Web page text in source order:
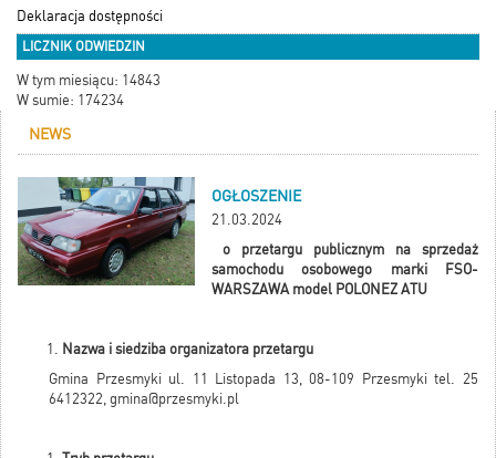
Deklaracja dostępności
LICZNIK ODWIEDZIN
W tym miesiącu: 14843
W sumie: 174234
NEWS
OGŁOSZENIE
21.03.2024
o przetargu publicznym na sprzedaż
samochodu osobowego marki FSO-
WARSZAWA model POLONEZ ATU
Nazwa i siedziba organizatora przetargu
Gmina Przesmyki ul. 11 Listopada 13, 08-109 Przesmyki tel. 25
6412322,gmina@przesmyki.pl